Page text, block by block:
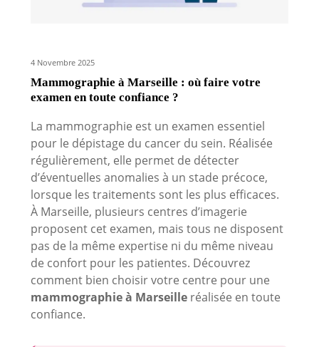
4 Novembre 2025
Mammographie à Marseille : où faire votre
examen en toute confiance ?
La mammographie est un examen essentiel
pour le dépistage du cancer du sein. Réalisée
régulièrement, elle permet de détecter
d’éventuelles anomalies à un stade précoce,
lorsque les traitements sont les plus efficaces.
À Marseille, plusieurs centres d’imagerie
proposent cet examen, mais tous ne disposent
pas de la même expertise ni du même niveau
de confort pour les patientes. Découvrez
comment bien choisir votre centre pour une
mammographie à Marseilleréalisée en toute
confiance.